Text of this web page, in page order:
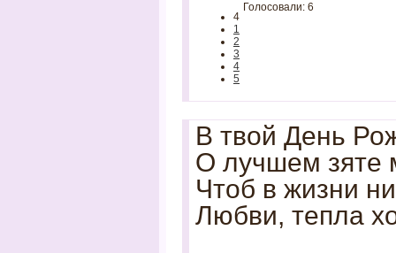
4
1
2
3
4
5
Голосовали: 6
В твой День
О лучшем зяте
Чтоб в жизни
Любви, тепла